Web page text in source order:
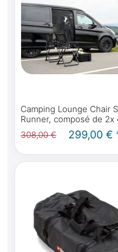
Camping Lounge Chair
Runner, composé de 2x
2x Wolf Pack Pro
308,00 € 299,00 €